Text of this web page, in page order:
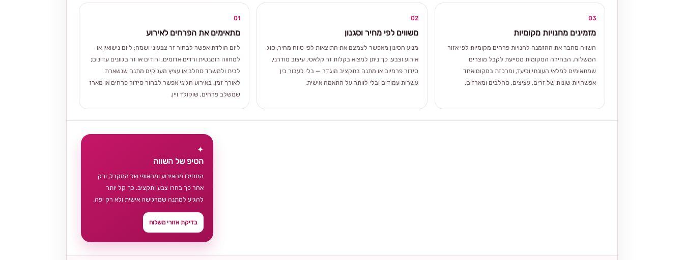
01
מתאימים את הפרחים לאירוע
ליום הולדת אפשר לבחור זר צבעוני ושמח; ליום נישואין או
למחווה רומנטית ורדים אדומים, ורודים או זר בגוונים עדינים;
לבית ולמשרד סחלב או עציץ מעניקים מתנה שנשארת
לאורך זמן. באירוע חגיגי אפשר לבחור סידור פרחים או מארז
שמשלב פרחים, שוקולד ויין.
02
משווים לפי מחיר וסגנון
מנוע הסינון מאפשר לצמצם את התוצאות לפי טווח מחיר, סוג
אירוע וצבע. כך ניתן למצוא בקלות זר קלאסי, עיצוב מודרני,
סידור פרמיום או מתנה בתקציב מוגדר — בלי לעבור בין
עשרות עמודים ובלי לוותר על התאמה אישית.
03
מזמינים מחנויות מקומיות
השווה מחבר את ההזמנה לחנויות פרחים מקומיות לפי אזור
המשלוח. הבחירה המקומית מסייעת לקבל מוצרים
שמתאימים למלאי העונתי וליעד, ומרכזת במקום אחד
אפשרויות שונות של זרים, עציצים, סחלבים ומארזים.
✦
הטיפ של השווה
התחילו מהאירוע ומהאופי של המקבל, ורק
אחר כך בחרו צבע ותקציב. כך קל יותר
להגיע למתנה שמרגישה אישית ולא רק יפה.
בדיקת אזורי משלוח